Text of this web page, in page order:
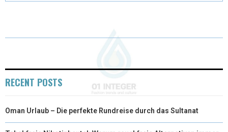
R
)
T
RECENT POSTS
Oman Urlaub – Die perfekte Rundreise durch das Sultanat